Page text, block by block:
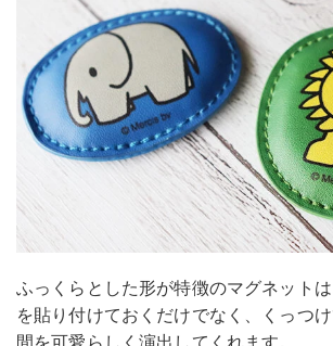
ふっくらとした形が特徴のマグネット
を貼り付けておくだけでなく、くっつ